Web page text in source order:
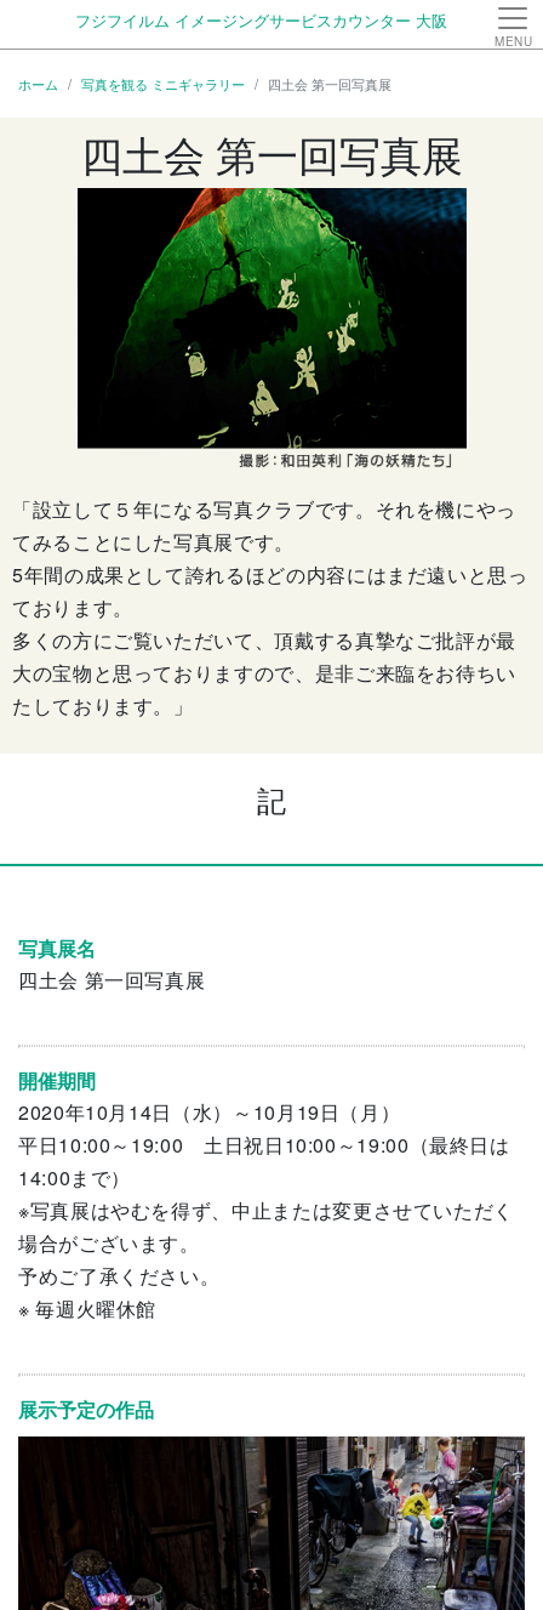
フジフイルム イメージングサービスカウンター 大阪
MENU
ホーム 写真を観る ミニギャラリー 四土会 第一回写真展
四土会 第一回写真展
「設立して５年になる写真クラブです。それを機にやっ
てみる ことにした写真展です。
5年間の成果として誇れるほどの内容にはまだ遠いと思っ
ております。
多くの方にご覧いただいて、頂戴する真摯なご批評が最
大の宝物と思っておりますので、是非ご来臨をお待ちい
たしております。」
記
写真展名
四土会 第一回写真展
開催期間
2020年10月14日（水）～10月19日（月）
平日10:00～19:00 土日祝日10:00～19:00（最終日は
14:00まで）
※写真展はやむを得ず、中止または変更させていただく
場合がございます。
予めご了承ください。
※ 毎週火曜休館
展示予定の作品